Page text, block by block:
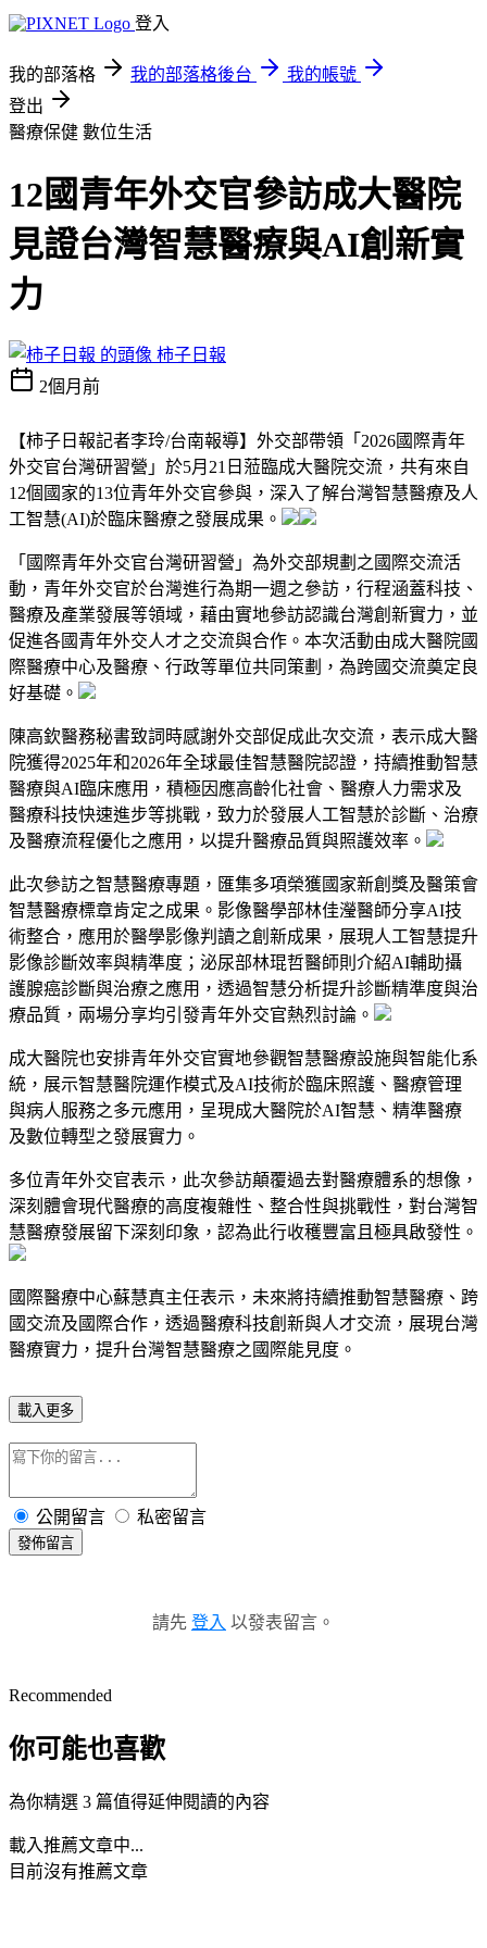
登入
我的部落格 我的部落格後台
我的帳號
登出
醫療保健 數位生活
12國青年外交官參訪成大醫院
見證台灣智慧醫療與AI創新實
力
柿子日報
2個月前
【柿子日報記者李玲/台南報導】外交部帶領「2026國際青年
外交官台灣研習營」於5月21日蒞臨成大醫院交流，共有來自
12個國家的13位青年外交官參與，深入了解台灣智慧醫療及人
工智慧(AI)於臨床醫療之發展成果。
「國際青年外交官台灣研習營」為外交部規劃之國際交流活
動，青年外交官於台灣進行為期一週之參訪，行程涵蓋科技、
醫療及產業發展等領域，藉由實地參訪認識台灣創新實力，並
促進各國青年外交人才之交流與合作。本次活動由成大醫院國
際醫療中心及醫療、行政等單位共同策劃，為跨國交流奠定良
好基礎。
陳高欽醫務秘書致詞時感謝外交部促成此次交流，表示成大醫
院獲得2025年和2026年全球最佳智慧醫院認證，持續推動智慧
醫療與AI臨床應用，積極因應高齡化社會、醫療人力需求及
醫療科技快速進步等挑戰，致力於發展人工智慧於診斷、治療
及醫療流程優化之應用，以提升醫療品質與照護效率。
此次參訪之智慧醫療專題，匯集多項榮獲國家新創獎及醫策會
智慧醫療標章肯定之成果。影像醫學部林佳瀅醫師分享AI技
術整合，應用於醫學影像判讀之創新成果，展現人工智慧提升
影像診斷效率與精準度；泌尿部林琨哲醫師則介紹AI輔助攝
護腺癌診斷與治療之應用，透過智慧分析提升診斷精準度與治
療品質，兩場分享均引發青年外交官熱烈討論。
成大醫院也安排青年外交官實地參觀智慧醫療設施與智能化系
統，展示智慧醫院運作模式及AI技術於臨床照護、醫療管理
與病人服務之多元應用，呈現成大醫院於AI智慧、精準醫療
及數位轉型之發展實力。
多位青年外交官表示，此次參訪顛覆過去對醫療體系的想像，
深刻體會現代醫療的高度複雜性、整合性與挑戰性，對台灣智
慧醫療發展留下深刻印象，認為此行收穫豐富且極具啟發性。
國際醫療中心蘇慧真主任表示，未來將持續推動智慧醫療、跨
國交流及國際合作，透過醫療科技創新與人才交流，展現台灣
醫療實力，提升台灣智慧醫療之國際能見度。
載入更多
公開留言 私密留言
發佈留言
請先 登入 以發表留言。
Recommended
你可能也喜歡
為你精選 3 篇值得延伸閱讀的內容
載入推薦文章中...
目前沒有推薦文章